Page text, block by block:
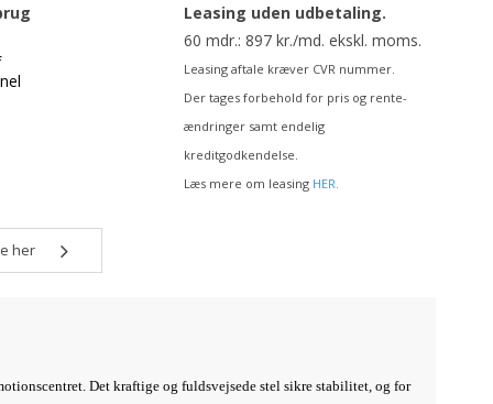
Leasing uden udbetaling.
60 mdr.: 897 kr./md. ekskl. moms.
Leasing aftale kræver CVR nummer.
Der tages forbehold for pris og rente-
ændringer samt endelig
kreditgodkendelse.
Læs mere om leasing HER.
her
Det kraftige og fuldsvejsede stel sikre stabilitet, og for